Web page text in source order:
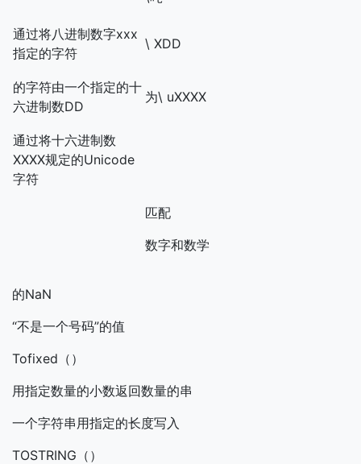
通过将八进制数字xxx
指定的字符
\ XDD
的字符由一个指定的十
六进制数DD
为\ uXXXX
通过将十六进制数
XXXX规定的Unicode
字符
匹配
数字和数学
的NaN
“不是一个号码”的值
Tofixed（）
用指定数量的小数返回数量的串
一个字符串用指定的长度写入
TOSTRING（）